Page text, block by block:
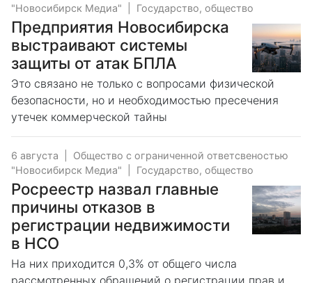
"Новосибирск Медиа"
Государство, общество
Предприятия Новосибирска
выстраивают системы
защиты от атак БПЛА
Это связано не только с вопросами физической
безопасности, но и необходимостью пресечения
утечек коммерческой тайны
6 августа
Общество с ограниченной ответсвеностью
"Новосибирск Медиа"
Государство, общество
Росреестр назвал главные
причины отказов в
регистрации недвижимости
в НСО
На них приходится 0,3% от общего числа
рассмотренных обращений о регистрации прав и